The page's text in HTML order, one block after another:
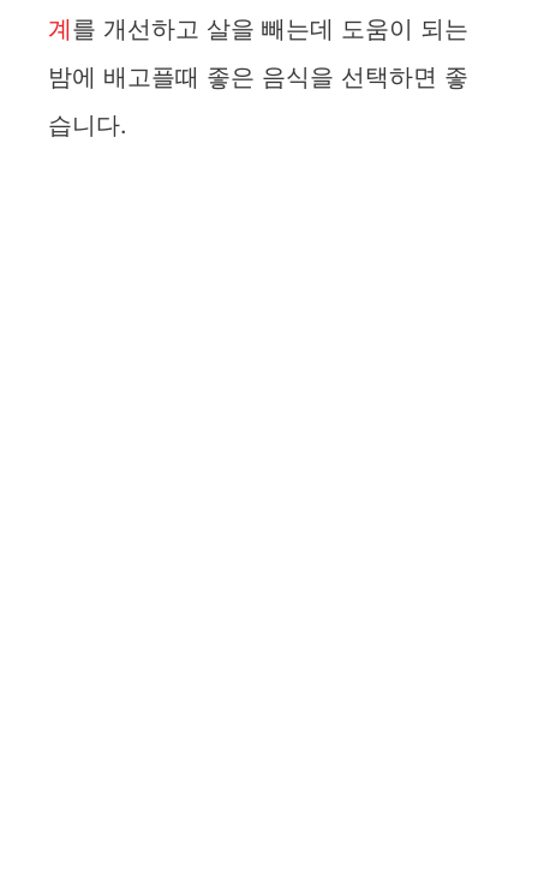
i
d
계를 개선하고 살을 빼는데 도움이 되는
밤에 배고플때 좋은 음식을 선택하면 좋
습니다.